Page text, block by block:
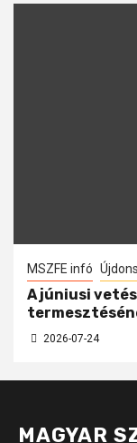
MSZFE infó
A júniusi
2026-07-24
MAGYAR